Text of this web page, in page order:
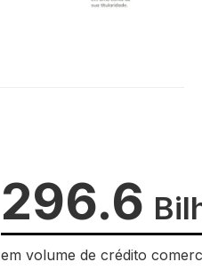
296.6
em volume de crédito